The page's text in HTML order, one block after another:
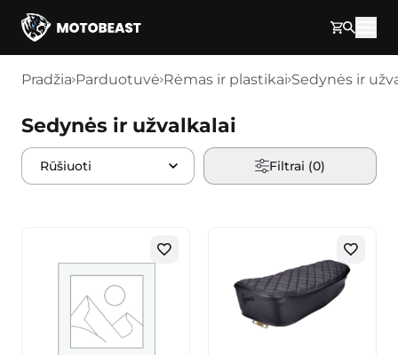
Pereikite prie turinio
Pradžia Parduotuvė Rėmas ir plastikai Sedynės ir
Sedynės ir užvalkalai
Filtrai (0)